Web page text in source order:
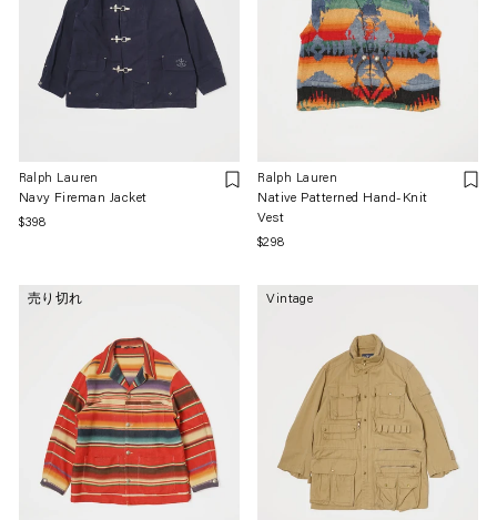
Ralph Lauren
Navy Fireman Jacket
通
格
$398
Ralph Lauren
Native Patterned Hand-Knit
Vest
通
価
格
$298
売り切れ Vintage